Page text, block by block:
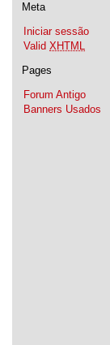
Meta
Iniciar sessão
Valid XHTML
Pages
Forum Antigo
Banners Usados